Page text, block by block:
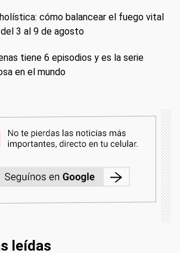
cómo balancear el fuego vital
3 al 9 de agosto
tiene 6 episodios y es la serie
en el mundo
leídas